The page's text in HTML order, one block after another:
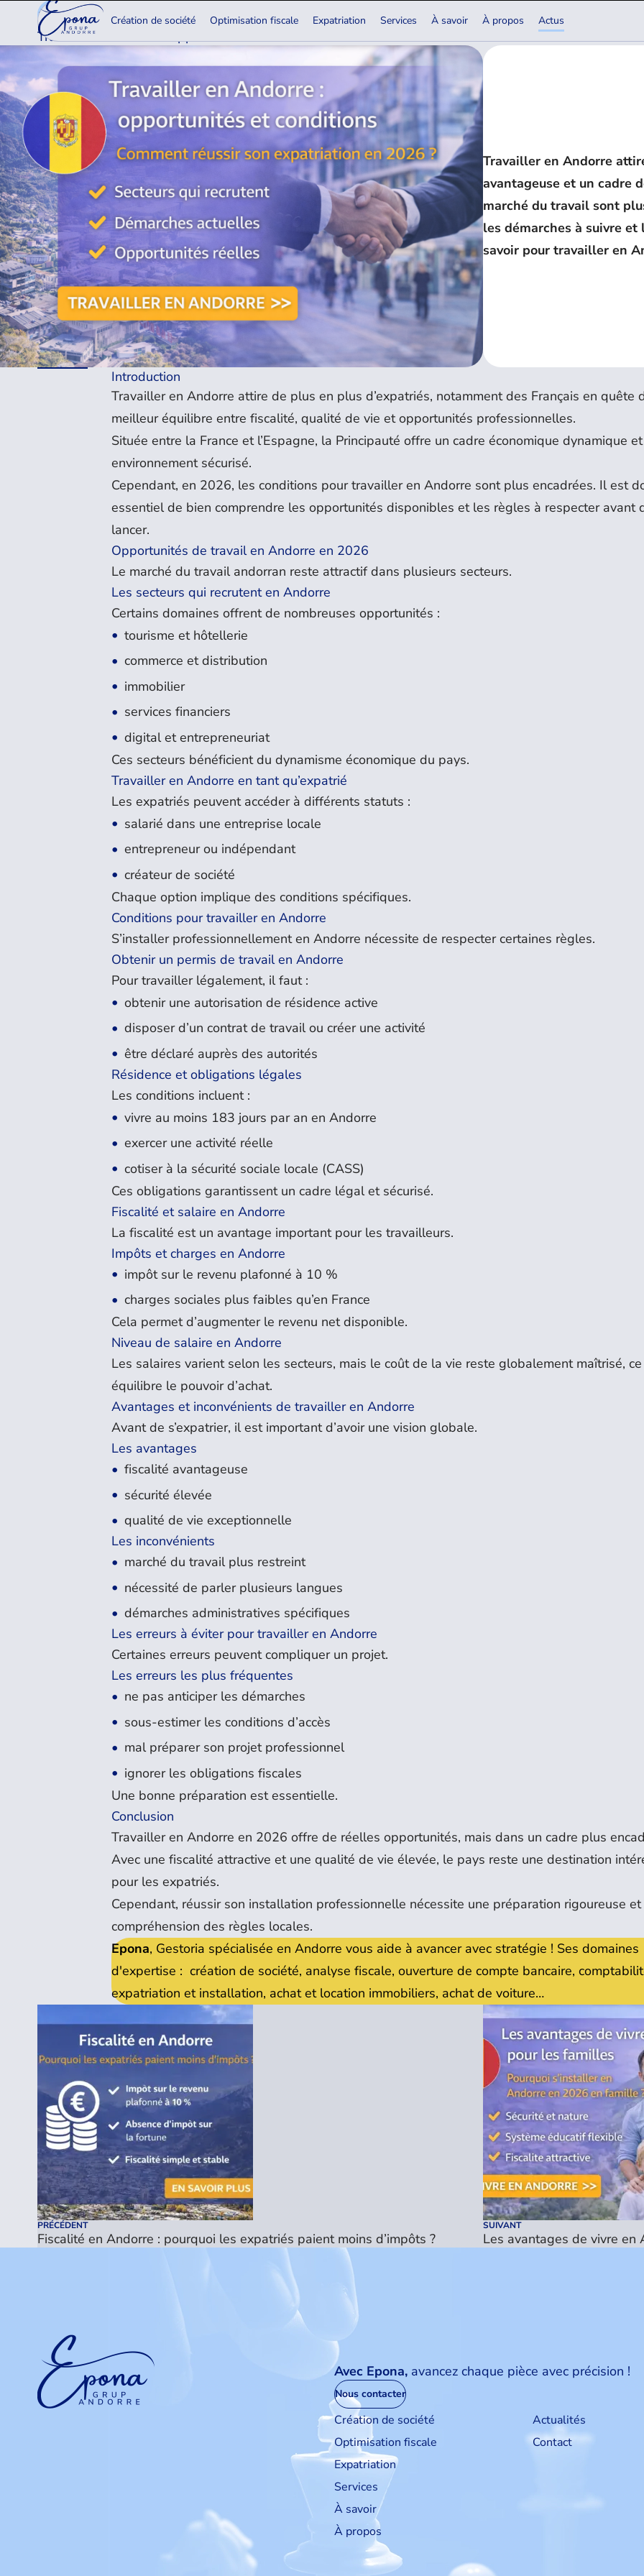
Création de société Optimisation fiscale Expatriation Services À savoir À propos Actus
13.04.2026
Travailler en Andorre : opportunités et conditions
Travailler en Andorre
avantageuse et un cadre
marché du travail sont
les démarches à suivre
savoir pour travailler en
Introduction
Travailler en Andorre attire de plus en plus d’expatriés, notamment des Français en quête
meilleur équilibre entre fiscalité, qualité de vie et opportunités professionnelles.
Située entre la France et l’Espagne, la Principauté offre un cadre économique dynamique
environnement sécurisé.
Cependant, en 2026, les conditions pour travailler en Andorre sont plus encadrées. Il est
essentiel de bien comprendre les opportunités disponibles et les règles à respecter avant
lancer.
Opportunités de travail en Andorre en 2026
Le marché du travail andorran reste attractif dans plusieurs secteurs.
Les secteurs qui recrutent en Andorre
Certains domaines offrent de nombreuses opportunités :
tourisme et hôtellerie
commerce et distribution
immobilier
services financiers
digital et entrepreneuriat
Ces secteurs bénéficient du dynamisme économique du pays.
Travailler en Andorre en tant qu’expatrié
Les expatriés peuvent accéder à différents statuts :
salarié dans une entreprise locale
entrepreneur ou indépendant
créateur de société
Chaque option implique des conditions spécifiques.
Conditions pour travailler en Andorre
S’installer professionnellement en Andorre nécessite de respecter certaines règles.
Obtenir un permis de travail en Andorre
Pour travailler légalement, il faut :
obtenir une autorisation de résidence active
disposer d’un contrat de travail ou créer une activité
être déclaré auprès des autorités
Résidence et obligations légales
Les conditions incluent :
vivre au moins 183 jours par an en Andorre
exercer une activité réelle
cotiser à la sécurité sociale locale (CASS)
Ces obligations garantissent un cadre légal et sécurisé.
Fiscalité et salaire en Andorre
La fiscalité est un avantage important pour les travailleurs.
Impôts et charges en Andorre
impôt sur le revenu plafonné à 10 %
charges sociales plus faibles qu’en France
Cela permet d’augmenter le revenu net disponible.
Niveau de salaire en Andorre
Les salaires varient selon les secteurs, mais le coût de la vie reste globalement maîtrisé,
équilibre le pouvoir d’achat.
Avantages et inconvénients de travailler en Andorre
Avant de s’expatrier, il est important d’avoir une vision globale.
Les avantages
fiscalité avantageuse
sécurité élevée
qualité de vie exceptionnelle
Les inconvénients
marché du travail plus restreint
nécessité de parler plusieurs langues
démarches administratives spécifiques
Les erreurs à éviter pour travailler en Andorre
Certaines erreurs peuvent compliquer un projet.
Les erreurs les plus fréquentes
ne pas anticiper les démarches
sous-estimer les conditions d’accès
mal préparer son projet professionnel
ignorer les obligations fiscales
Une bonne préparation est essentielle.
Conclusion
Travailler en Andorre en 2026 offre de réelles opportunités, mais dans un cadre plus
Avec une fiscalité attractive et une qualité de vie élevée, le pays reste une destination
pour les expatriés.
Cependant, réussir son installation professionnelle nécessite une préparation rigoureuse
compréhension des règles locales.
Epona, Gestoria spécialisée en Andorre vous aide à avancer avec stratégie ! Ses domaines
d'expertise : création de société, analyse fiscale, ouverture de compte bancaire,
expatriation et installation, achat et location immobiliers, achat de voiture…
PRÉCÉDENT
Fiscalité en Andorre : pourquoi les expatriés paient moins d’impôts ?
SUIVANT
Les avantages de vivre
Avec Epona, avancez chaque pièce avec précision !
Nous contacter
Création de société
Optimisation fiscale
Expatriation
Services
À savoir
À propos
Actualités
Contact